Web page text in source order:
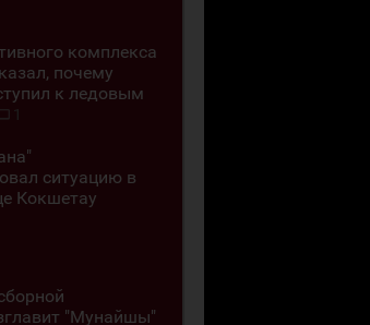
комплекса
почему
к ледовым
1
ситуацию в
Кокшетау
"Мунайшы"